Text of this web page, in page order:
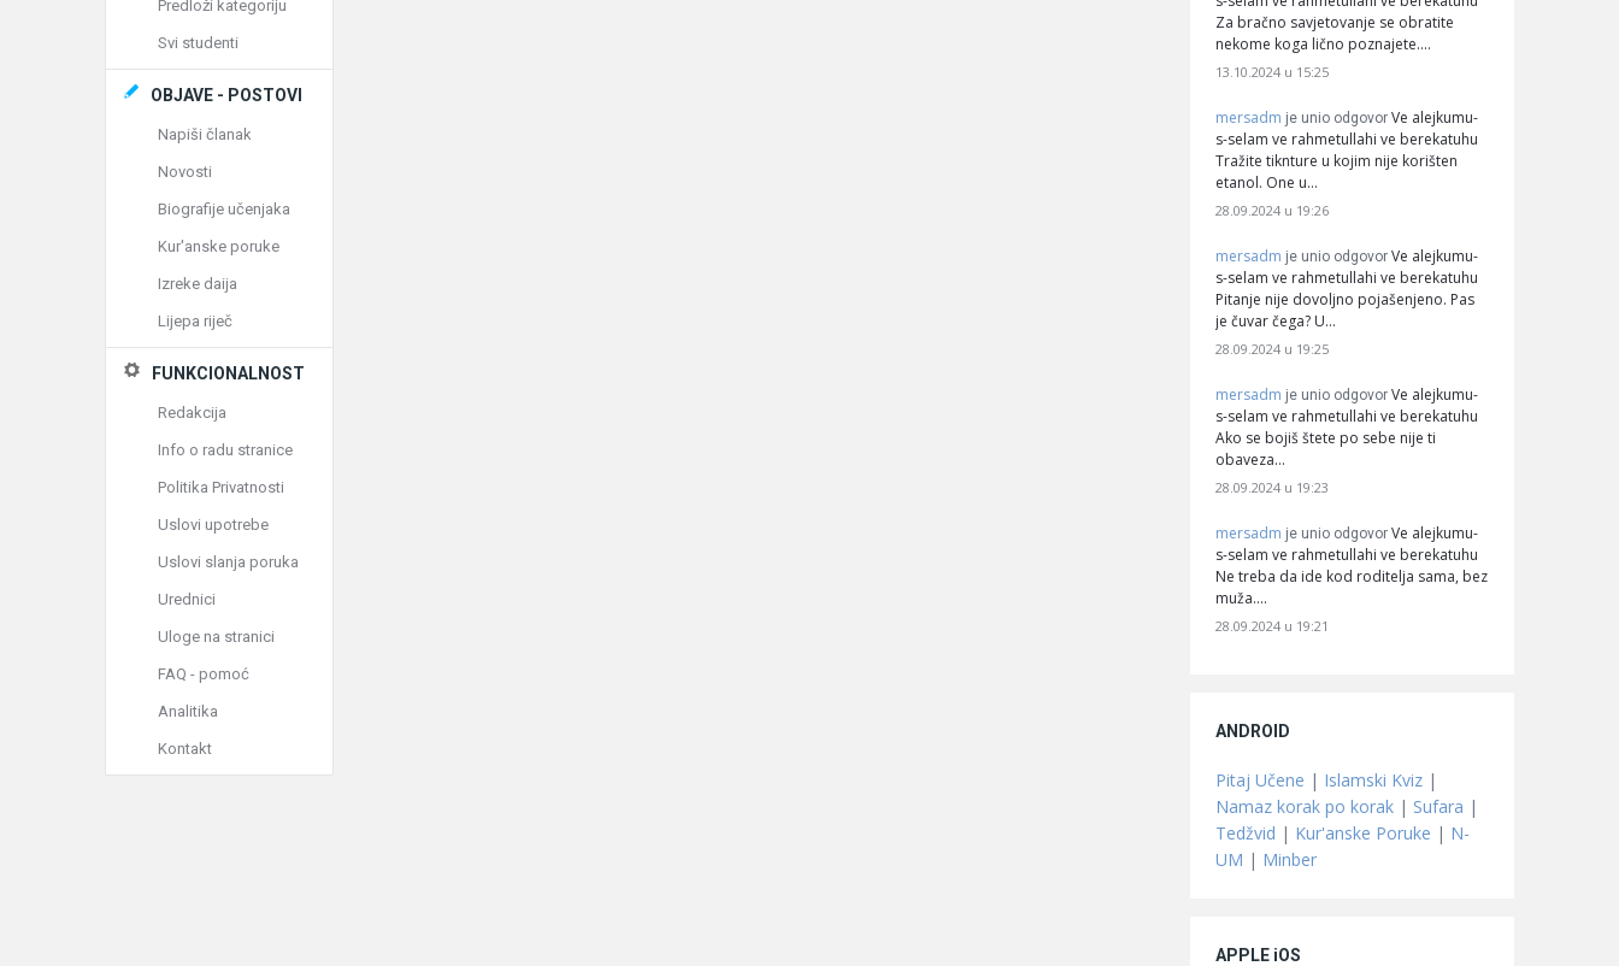
Za bračno savjetovanje se obratite
nekome koga lično poznajete.…
13.10.2024 u 15:25
mersadm je unio odgovor Ve alejkumu-
s-selam ve rahmetullahi ve berekatuhu
Tražite tiknture u kojim nije korišten
etanol. One u…
28.09.2024 u 19:26
mersadm je unio odgovor Ve alejkumu-
s-selam ve rahmetullahi ve berekatuhu
Pitanje nije dovoljno pojašenjeno. Pas
je čuvar čega? U…
28.09.2024 u 19:25
mersadm je unio odgovor Ve alejkumu-
s-selam ve rahmetullahi ve berekatuhu
Ako se bojiš štete po sebe nije ti
obaveza…
28.09.2024 u 19:23
mersadm je unio odgovor Ve alejkumu-
s-selam ve rahmetullahi ve berekatuhu
Ne treba da ide kod roditelja sama, bez
muža.…
28.09.2024 u 19:21
ANDROID
Pitaj Učene | Islamski Kviz |
Namaz korak po korak | Sufara |
Tedžvid | Kur'anske Poruke | N-
UM | Minber
APPLE iOS
Predloži kategoriju
Svi studenti
OBJAVE - POSTOVI
Napiši članak
Novosti
Biografije učenjaka
Kur'anske poruke
Izreke daija
Lijepa riječ
FUNKCIONALNOST
Redakcija
Info o radu stranice
Politika Privatnosti
Uslovi upotrebe
Uslovi slanja poruka
Urednici
Uloge na stranici
FAQ - pomoć
Analitika
Kontakt